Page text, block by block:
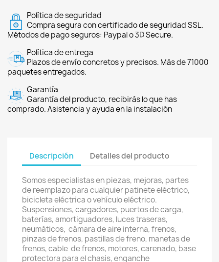
Política de seguridad
Compra segura con certificado de seguridad SSL.
Métodos de pago seguros: Paypal o 3D Secure.
Política de entrega
Plazos de envío concretos y precisos. Más de 71000
paquetes entregados.
Garantía
Garantía del producto, recibirás lo que has
comprado. Asistencia y ayuda en la instalación
Descripción Detalles del producto
Somos especialistas en piezas, mejoras, partes
de reemplazo para cualquier patinete eléctrico,
bicicleta eléctrica o vehículo eléctrico.
Suspensiones, cargadores, puertos de carga,
baterías, amortiguadores, luces traseras,
neumáticos, cámara de aire interna, frenos,
pinzas de frenos, pastillas de freno, manetas de
frenos, cable de frenos, motores, carenado, base
protectora para el chasis, enganche